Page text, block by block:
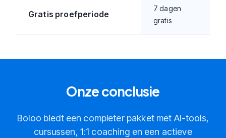
Gratis proefperiode
7 dagen
gratis
Onze conclusie
Boloo biedt een completer pakket met AI-tools,
cursussen, 1:1 coaching en een actieve